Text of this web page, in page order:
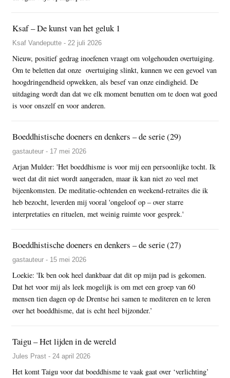
Ksaf – De kunst van het geluk 1
Ksaf Vandeputte - 22 juli 2026
Nieuw, positief gedrag inoefenen vraagt om volgehouden overtuiging.
Om te beletten dat onze overtuiging slinkt, kunnen we een gevoel van
hoogdringendheid opwekken, als besef van onze eindigheid. De
uitdaging wordt dan dat we elk moment benutten om te doen wat goed
is voor onszelf en voor anderen.
Boeddhistische doeners en denkers – de serie (29)
gastauteur - 17 mei 2026
Arjan Mulder: 'Het boeddhisme is voor mij een persoonlijke tocht. Ik
weet dat dit niet wordt aangeraden, maar ik kan niet zo veel met
bijeenkomsten. De meditatie-ochtenden en weekend-retraites die ik
heb bezocht, leverden mij vooral 'ongeloof op – over starre
interpretaties en rituelen, met weinig ruimte voor gesprek.'
Boeddhistische doeners en denkers – de serie (27)
gastauteur - 15 mei 2026
Loekie: 'Ik ben ook heel dankbaar dat dit op mijn pad is gekomen.
Dat het voor mij als leek mogelijk is om met een groep van 60
mensen tien dagen op de Drentse hei samen te mediteren en te leren
over het boeddhisme, dat is echt heel bijzonder.’
Taigu – Het lijden in de wereld
Jules Prast - 24 april 2026
Het komt Taigu voor dat boeddhisme te vaak gaat over ‘verlichting’